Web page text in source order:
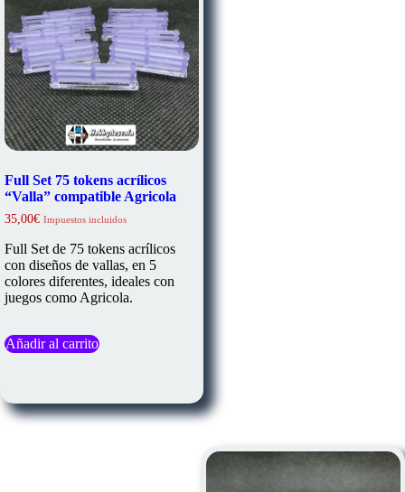
Full Set 75 tokens acrílicos
“Valla” compatible Agricola
35,00€ Impuestos incluidos
Full Set de 75 tokens acrílicos
con diseños de vallas, en 5
colores diferentes, ideales con
juegos como Agricola.
Añadir al carrito